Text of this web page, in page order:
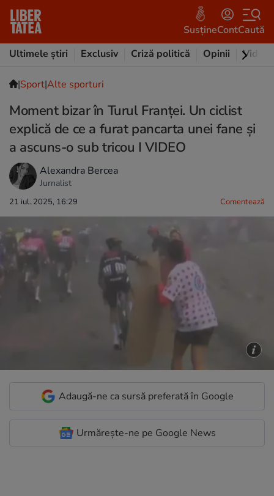
SusțineContCaută
Ultimele știri
Exclusiv Criză politică Opinii Video
|Sport|Alte sporturi
Moment bizar în Turul Franței. Un ciclist
explică de ce a furat pancarta unei fane și
a ascuns-o sub tricou I VIDEO
Alexandra Bercea
Jurnalist
21 iul. 2025, 16:29 Comentează
Adaugă-ne ca sursă preferată în Google
Urmărește-ne pe Google News